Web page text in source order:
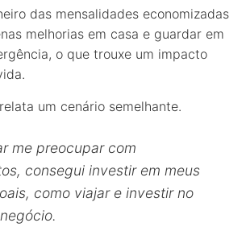
das mensalidades economizadas
melhorias em casa e guardar em
o que trouxe um impacto
um cenário semelhante.
me preocupar com
consegui investir em meus
como viajar e investir no